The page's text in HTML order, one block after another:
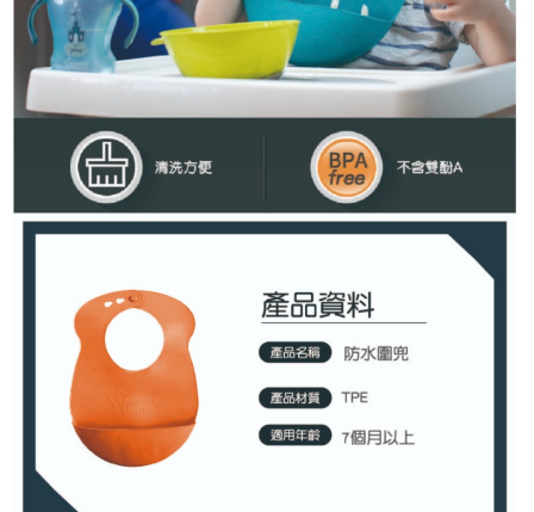
１．透過由恩沛科技股份有限公司提供之「AFTEE先享後付」服務完成之交
易，需依本服務之必要範圍內提供個人資料，並將交易相關給付款項請求債
權轉讓予恩沛科技股份有限公司。
２．關於個人資料處理事宜，請瀏覽以下網址：
３．未成年的使用者請事先徵得法定代理人或監護人之同意方可使用
「AFTEE先享後付」，若未經同意申辦者引起之損失，本公司不負相關責
４．使用「AFTEE先享後付」時，將依據個別帳號之用戶狀況，依本公司即
時審查核予不同之上限額度；若仍有額度不足之情形，本公司將視審查結果
請求用戶進行身份認證。
５．嚴禁一人註冊多個帳號或使用他人資訊註冊。若發現惡意使用之情形，
每筆NT$100，滿NT$590(含以上)免運費
離島宅配
每筆NT$150，滿NT$890(含以上)免運費